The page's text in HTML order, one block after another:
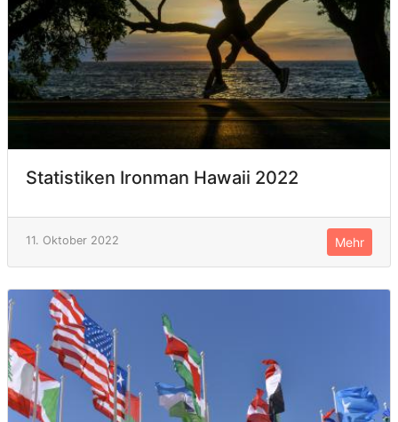
Statistiken Ironman Hawaii 2022
11. Oktober 2022 Mehr